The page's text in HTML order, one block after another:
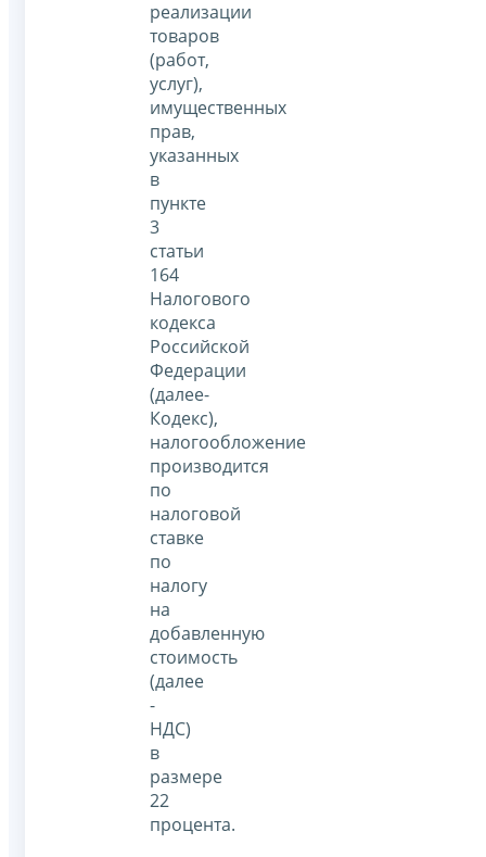
реализации
товаров
(работ,
услуг),
имущественных
прав,
указанных
в
пункте
3
статьи
164
Налогового
кодекса
Российской
Федерации
(далее-
Кодекс),
налогообложение
производится
по
налоговой
ставке
по
налогу
на
добавленную
стоимость
(далее
-
НДС)
в
размере
22
процента.